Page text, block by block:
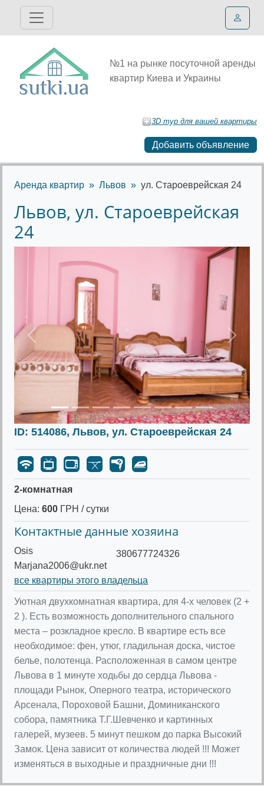
№1 на рынке посуточной аренды
квартир Киева и Украины
3D тур для вашей квартиры
Добавить объявление
Аренда квартир Львов ул. Староеврейская 24
Львов, ул. Староеврейская
24
Предыдущее
ID: 514086, Львов, ул. Староеврейская 24
2-комнатная
Цена: 600 ГРН / сутки
Контактные данные хозяина
Osis
Marjana2006@ukr.net
380677724326
все квартиры этого владельца
Уютная двухкомнатная квартира, для 4-х человек (2 +
2 ). Есть возможность дополнительного спального
места – розкладное кресло. В квартире есть все
необходимое: фен, утюг, гладильная доска, чистое
белье, полотенца. Расположенная в самом центре
Львова в 1 минуте ходьбы до сердца Львова -
площади Рынок, Оперного театра, исторического
Арсенала, Пороховой Башни, Доминиканского
собора, памятника Т.Г.Шевченко и картинных
галерей, музеев. 5 минут пешком до парка Высокий
Замок. Цена зависит от количества людей !!! Может
изменяться в выходные и праздничные дни !!!